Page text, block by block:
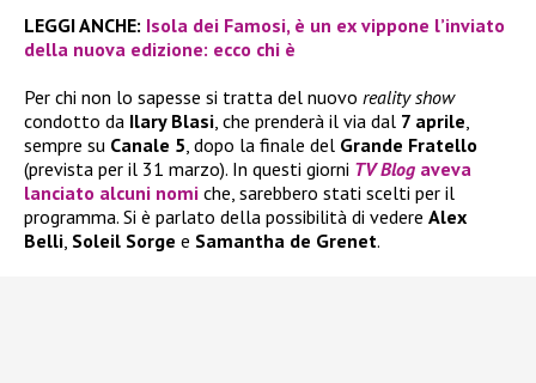
LEGGI ANCHE: Isola dei Famosi, è un ex vippone l’inviato
della nuova edizione: ecco chi è
Per chi non lo sapesse si tratta del nuovo reality show
condotto da Ilary Blasi, che prenderà il via dal 7 aprile,
sempre su Canale 5, dopo la finale del Grande Fratello
(prevista per il 31 marzo). In questi giorni TV Blog aveva
lanciato alcuni nomi che, sarebbero stati scelti per il
programma. Si è parlato della possibilità di vedere Alex
Belli, Soleil Sorge e Samantha de Grenet.